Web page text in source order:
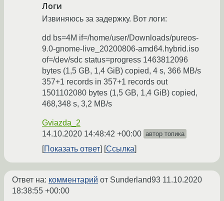
Логи
Извиняюсь за задержку. Вот логи:
dd bs=4M if=/home/user/Downloads/pureos-
9.0-gnome-live_20200806-amd64.hybrid.iso
of=/dev/sdc status=progress 1463812096
bytes (1,5 GB, 1,4 GiB) copied, 4 s, 366 MB/s
357+1 records in 357+1 records out
1501102080 bytes (1,5 GB, 1,4 GiB) copied,
468,348 s, 3,2 MB/s
Gviazda_2
14.10.2020 14:48:42 +00:00 автор топика
Показать ответ Ссылка
Ответ на: комментарий от Sunderland93 11.10.2020
18:38:55 +00:00